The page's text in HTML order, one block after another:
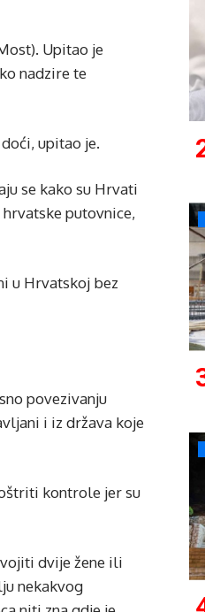
Upitao je
nadzire te
upitao je.
se kako su Hrvati
putovnice,
u Hrvatskoj bez
povezivanju
i iz država koje
kontrole jer su
dvije žene ili
nekakvog